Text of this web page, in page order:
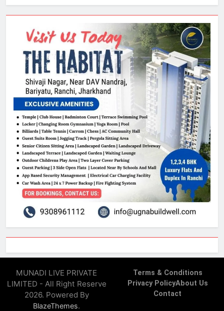
MUNADI LIVE PRIVATE
LIMITED - All Right Reserve
2026. Powered By
BlazeThemes.
Terms & Conditions
Privacy PolicyAbout Us
Contact